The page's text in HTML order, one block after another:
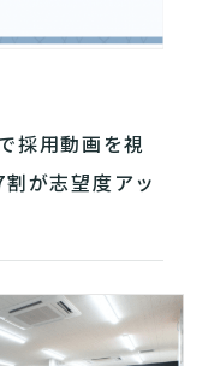
採用動画を視
が志望度アッ